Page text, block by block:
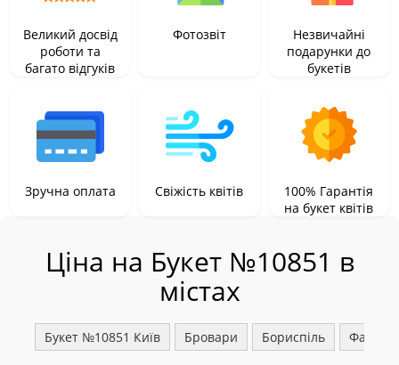
Великий досвід
роботи та
багато відгуків
Фотозвіт
Незвичайні
подарунки до
букетів
Зручна оплата Свіжість квітів
100% Гарантія
на букет квітів
Ціна на Букет №10851 в
містах
Букет №10851 Київ Бровари Бориспіль Фастів